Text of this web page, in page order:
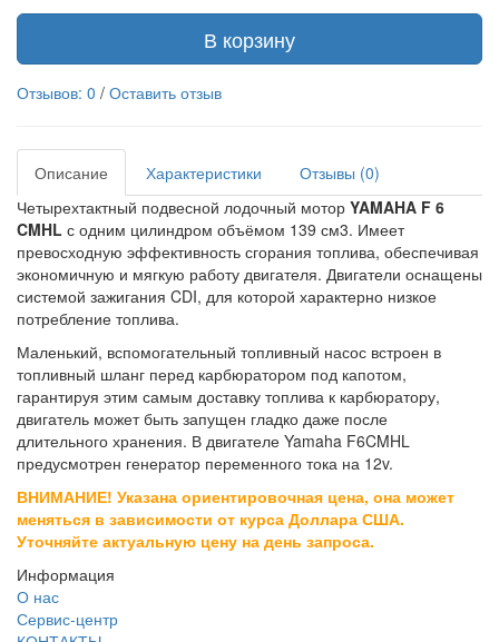
В корзину
Отзывов: 0 / Оставить отзыв
Описание Характеристики
Отзывы (0)
Четырехтактный подвесной лодочный мотор YAMAHA F 6
CMHL с одним цилиндром объёмом 139 см3. Имеет
превосходную эффективность сгорания топлива, обеспечивая
экономичную и мягкую работу двигателя. Двигатели оснащены
системой зажигания CDI, для которой характерно низкое
потребление топлива.
Маленький, вспомогательный топливный насос встроен в
топливный шланг перед карбюратором под капотом,
гарантируя этим самым доставку топлива к карбюратору,
двигатель может быть запущен гладко даже после
длительного хранения. В двигателе Yamaha F6CMHL
предусмотрен генератор переменного тока на 12v.
ВНИМАНИЕ! Указана ориентировочная цена, она может
меняться в зависимости от курса Доллара США.
Уточняйте актуальную цену на день запроса.
Информация
О нас
Сервис-центр